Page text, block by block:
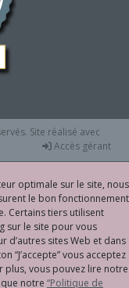
Site réalisé avec
Accès gérant
optimale sur le site, nous
le bon fonctionnement
Certains tiers utilisent
sur le site pour vous
d’autres sites Web et dans
“J’accepte” vous acceptez
plus, vous pouvez lire notre
notre “Politique de